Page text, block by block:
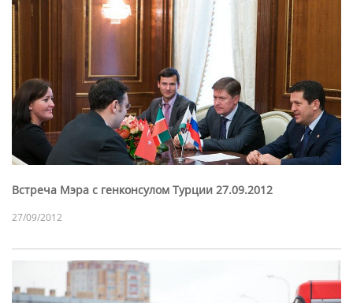
Встреча Мэра с генконсулом Турции 27.09.2012
27/09/2012